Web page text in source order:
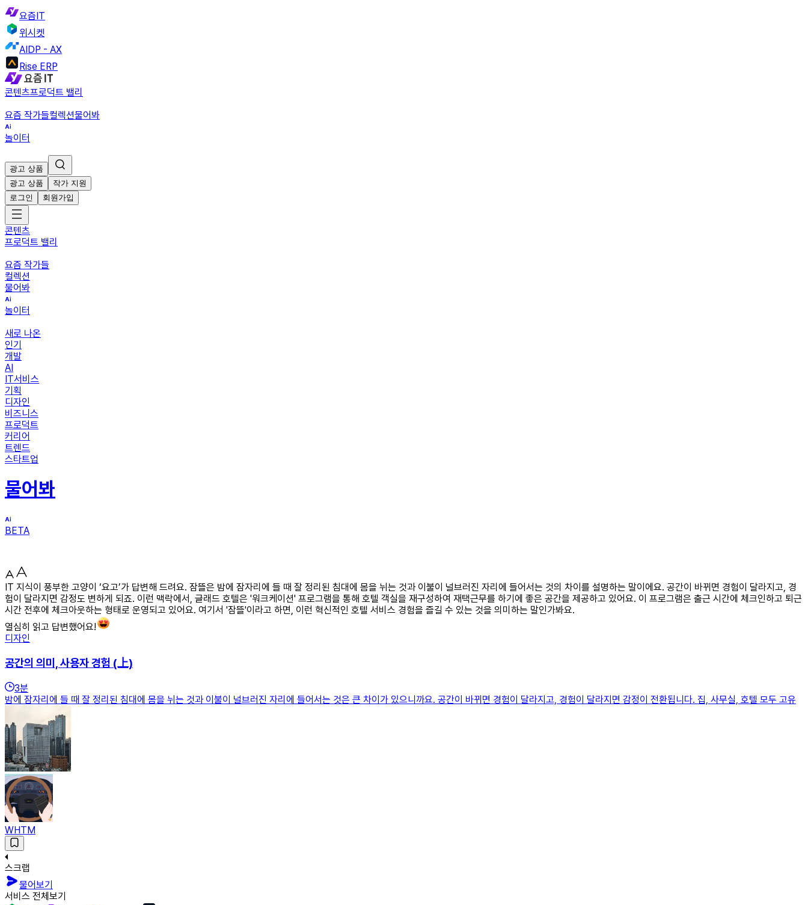
요즘IT
위시켓
AIDP - AX
Rise ERP
콘텐츠프로덕트 밸리
요즘 작가들컬렉션물어봐
놀이터
광고 상품
광고 상품
작가 지원
로그인
회원가입
콘텐츠
프로덕트 밸리
요즘 작가들
컬렉션
물어봐
놀이터
새로 나온
인기
개발
AI
IT서비스
기획
디자인
비즈니스
프로덕트
커리어
트렌드
스타트업
물어봐
BETA
IT 지식이 풍부한 고양이 ‘요고’가 답변해 드려요. 잠뜰은 밤에 잠자리에 들 때 잘 정리된 침대에 몸을 뉘는 것과 이불이 널브러진 자리에 들어서는 것의 차이를 설명하는 말이에요. 공간이 바뀌면 경험이 달라지고, 경
험이 달라지면 감정도 변하게 되죠. 이런 맥락에서, 글래드 호텔은 '워크케이션' 프로그램을 통해 호텔 객실을 재구성하여 재택근무를 하기에 좋은 공간을 제공하고 있어요. 이 프로그램은 출근 시간에 체크인하고 퇴근
시간 전후에 체크아웃하는 형태로 운영되고 있어요. 여기서 '잠뜰'이라고 하면, 이런 혁신적인 호텔 서비스 경험을 즐길 수 있는 것을 의미하는 말인가봐요.
열심히 읽고 답변했어요!
디자인
공간의 의미, 사용자 경험 (上)
3분
밤에 잠자리에 들 때 잘 정리된 침대에 몸을 뉘는 것과 이불이 널브러진 자리에 들어서는 것은 큰 차이가 있으니까요. 공간이 바뀌면 경험이 달라지고, 경험이 달라지면 감정이 전환됩니다. 집, 사무실, 호텔 모두 고유
WHTM
스크랩
물어보기
서비스 전체보기